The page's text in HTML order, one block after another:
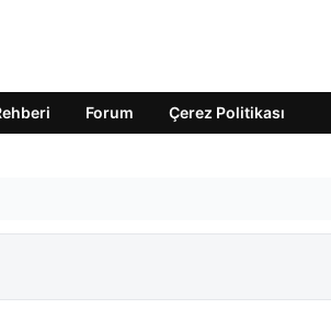
Forum Çerez Politikası